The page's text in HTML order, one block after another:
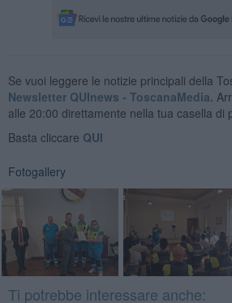
Se vuoi leggere le notizie principali della
Newsletter QUInews - ToscanaMedia.
alle 20:00 direttamente nella tua casella di
Basta cliccare QUI
Fotogallery
Ti potrebbe interessare anche: